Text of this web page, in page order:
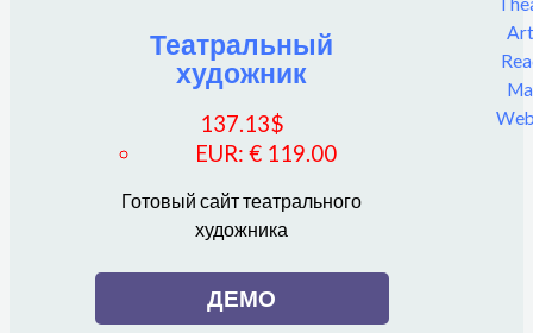
Театральный
художник
137.13$
EUR: € 119.00
Готовый сайт театрального
художника
ДЕМО